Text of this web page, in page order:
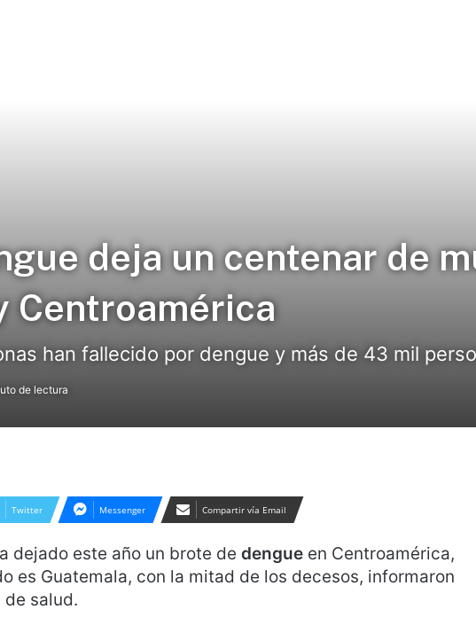
deja un centenar de
Centroamérica
han fallecido por dengue y más de 43 mil
de lectura
Twitter Messenger Compartir vía Email
dejado este año un brote de dengue en Centroamérica,
es Guatemala, con la mitad de los decesos, informaron
salud.